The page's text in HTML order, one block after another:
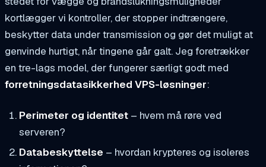
kortlægger vi kontroller, der stopper indtrængere,
beskytter data under transmission og gør det muligt at
genvinde hurtigt, når tingene går galt. Jeg foretrækker
en tre-lags model, der fungerer særligt godt med
forretningsdatasikkerhed VPS-løsninger:
Perimeter og identitet– hvem må røre ved
serveren?
Databeskyttelse – hvordan krypteres og isoleres